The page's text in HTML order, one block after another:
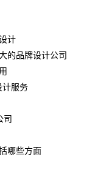
计
的品牌设计公司
服务
司
哪些方面